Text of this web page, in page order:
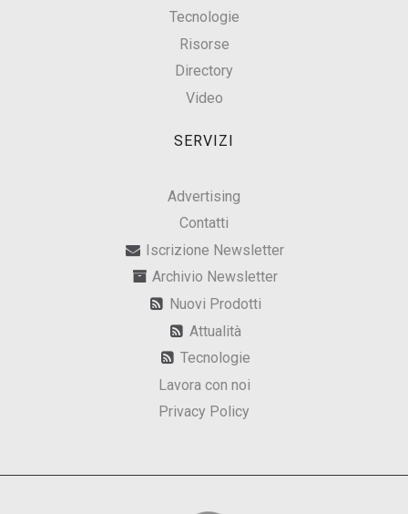
Tecnologie
Risorse
Directory
Video
SERVIZI
Advertising
Contatti
Iscrizione Newsletter
Archivio Newsletter
Nuovi Prodotti
Attualità
Tecnologie
Lavora con noi
Privacy Policy